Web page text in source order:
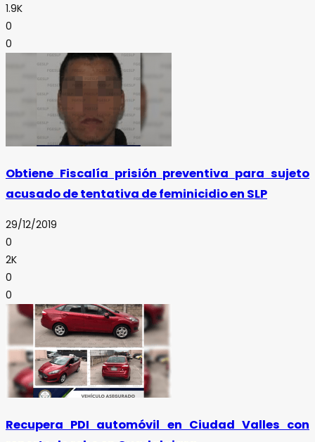
1.9K
0
0
Obtiene Fiscalía prisión preventiva para sujeto
acusado de tentativa de feminicidio en SLP
29/12/2019
0
2K
0
0
Recupera PDI automóvil en Ciudad Valles con